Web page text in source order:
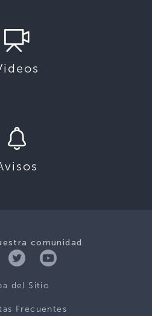
comunidad
del Sitio
Frecuentes